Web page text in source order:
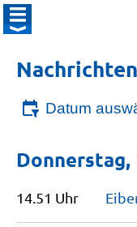
Datum
Donnerstag,
14.51 Uhr